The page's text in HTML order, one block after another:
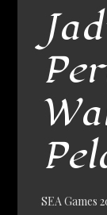
SEA Games